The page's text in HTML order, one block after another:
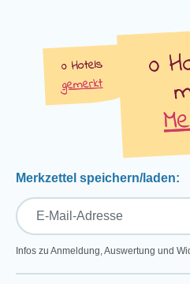
Hotels
gemerkt
Merkzettel speichern/laden:
Infos zu Anmeldung, Auswertung und